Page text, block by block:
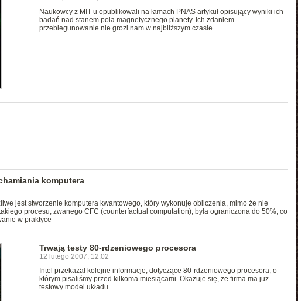
Naukowcy z MIT-u opublikowali na łamach PNAS artykuł opisujący wyniki ich
badań nad stanem pola magnetycznego planety. Ich zdaniem
przebiegunowanie nie grozi nam w najbliższym czasie
komputera
jest stworzenie komputera kwantowego, który wykonuje obliczenia, mimo że nie
procesu, zwanego CFC (counterfactual computation), była ograniczona do 50%, co
w praktyce
Trwają testy 80-rdzeniowego procesora
12 lutego 2007, 12:02
Intel przekazał kolejne informacje, dotyczące 80-rdzeniowego procesora, o
którym pisaliśmy przed kilkoma miesiącami. Okazuje się, że firma ma już
testowy model układu.